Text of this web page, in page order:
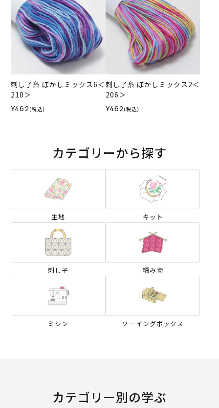
刺し子糸 ぼかしミックス6＜
210＞
¥462 (税込)
刺し子糸 ぼかしミックス2＜
206＞
¥462 (税込)
カテゴリーから探す
生地 キット
刺し子 編み物
ミシン ソーイングボックス
カテゴリー別の学ぶ